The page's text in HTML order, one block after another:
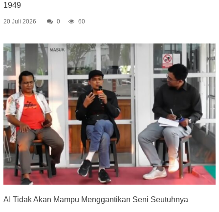
1949
20 Juli 2026 0 60
AI Tidak Akan Mampu Menggantikan Seni Seutuhnya